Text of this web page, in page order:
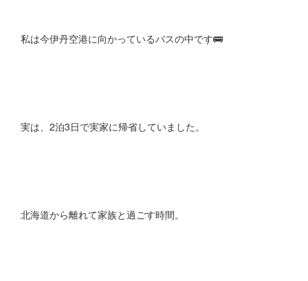
私は今伊丹空港に向かっているバスの中です🚌
実は、2泊3日で実家に帰省していました。
北海道から離れて家族と過ごす時間。